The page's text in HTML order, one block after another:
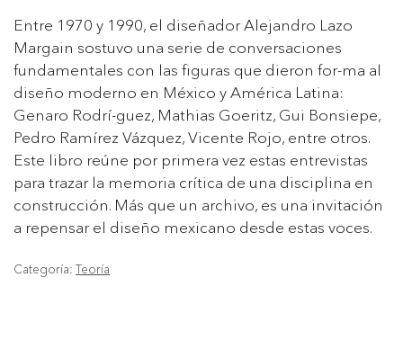
Entre 1970 y 1990, el diseñador Alejandro Lazo
Margain sostuvo una serie de conversaciones
fundamentales con las figuras que dieron for-ma al
diseño moderno en México y América Latina:
Genaro Rodrí-guez, Mathias Goeritz, Gui Bonsiepe,
Pedro Ramírez Vázquez, Vicente Rojo, entre otros.
Este libro reúne por primera vez estas entrevistas
para trazar la memoria crítica de una disciplina en
construcción. Más que un archivo, es una invitación
a repensar el diseño mexicano desde estas voces.
Categoría: Teoría